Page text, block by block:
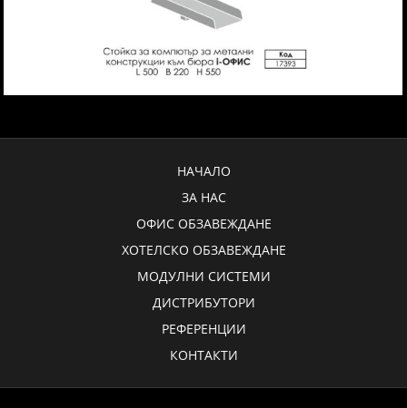
НАЧАЛО
ЗА НАС
ОФИС ОБЗАВЕЖДАНЕ
ХОТЕЛСКО ОБЗАВЕЖДАНЕ
МОДУЛНИ СИСТЕМИ
ДИСТРИБУТОРИ
РЕФЕРЕНЦИИ
КОНТАКТИ